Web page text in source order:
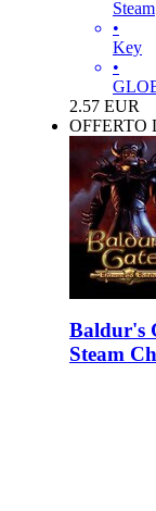
Steam
•
Key
•
2.57 EUR
OFFERTO
Baldur's
Steam